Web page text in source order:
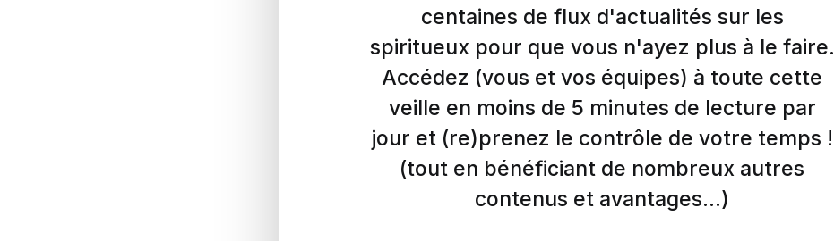
centaines de flux d'actualités sur les
spiritueux pour que vous n'ayez plus à le faire.
Accédez (vous et vos équipes) à toute cette
veille en moins de 5 minutes de lecture par
jour et (re)prenez le contrôle de votre temps !
(tout en bénéficiant de nombreux autres
contenus et avantages...)